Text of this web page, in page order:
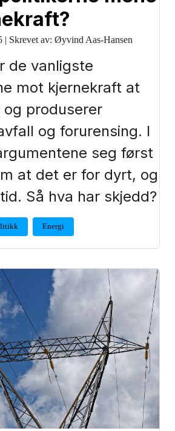
| Skrevet av: Øyvind Aas-Hansen
de vanligste
mot kjernekraft at
produserer
og forurensing. I
seg først
at det er for dyrt, og
Så hva har skjedd?
Energi